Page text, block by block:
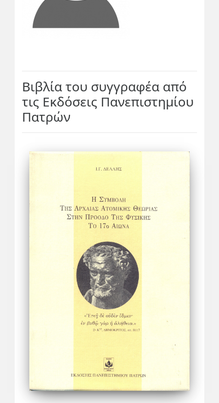
Βιβλία του συγγραφέα από
τις Εκδόσεις Πανεπιστημίου
Πατρών